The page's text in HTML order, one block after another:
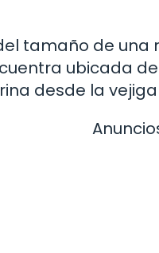
tamaño de una
ubicada
desde la